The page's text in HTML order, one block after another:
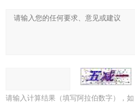
请输入计算结果（填写阿拉伯数字），